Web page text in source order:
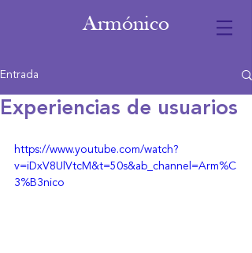
Armónico
Entrada
Experiencias de usuarios
https://www.youtube.com/watch?
v=iDxV8UlVtcM&t=50s&ab_channel=Arm%C
3%B3nico